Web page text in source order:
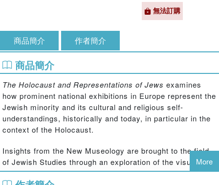
無法訂購
商品簡介 作者簡介
商品簡介
The Holocaust and Representations of Jews examines
how prominent national exhibitions in Europe represent the
Jewish minority and its cultural and religious self-
understandings, historically and today, in particular in the
context of the Holocaust.
Insights from the New Museology are brought to the field
of Jewish Studies through an exploration of the visual
representation of Jewish history and Jewish identifications
More